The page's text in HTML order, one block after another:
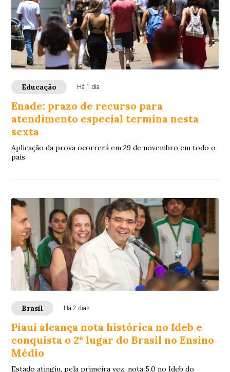
Educação Há 1 dia
Enade: prazo de recurso para
atendimento especial termina nesta
sexta
Aplicação da prova ocorrerá em 29 de novembro em todo o
país
Brasil Há 2 dias
Piauí alcança nota histórica no Ideb e
conquista o 2º lugar do Brasil no Ensino
Médio
Estado atingiu, pela primeira vez, nota 5,0 no Ideb do